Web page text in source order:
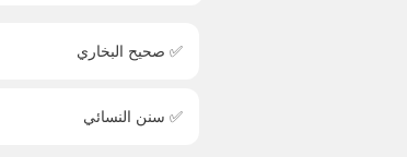
✅ صحيح البخاري
✅ سنن النسائي